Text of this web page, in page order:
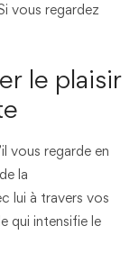
vous regardez
le plaisir
vous regarde en
la
lui à travers vos
qui intensifie le